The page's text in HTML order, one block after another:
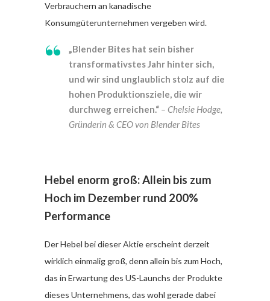
Verbrauchern an kanadische
Konsumgüterunternehmen vergeben wird.
„Blender Bites hat sein bisher
transformativstes Jahr hinter sich,
und wir sind unglaublich stolz auf die
hohen Produktionsziele, die wir
durchweg erreichen.“ – Chelsie Hodge,
Gründerin & CEO von Blender Bites
Hebel enorm groß: Allein bis zum
Hoch im Dezember rund 200%
Performance
Der Hebel bei dieser Aktie erscheint derzeit
wirklich einmalig groß, denn allein bis zum Hoch,
das in Erwartung des US-Launchs der Produkte
dieses Unternehmens, das wohl gerade dabei